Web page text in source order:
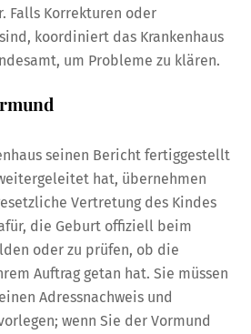
Falls Korrekturen oder
koordiniert das Krankenhaus
um Probleme zu klären.
seinen Bericht fertiggestellt
hat, übernehmen
Vertretung des Kindes
die Geburt offiziell beim
oder zu prüfen, ob die
Auftrag getan hat. Sie müssen
Adressnachweis und
wenn Sie der Vormund